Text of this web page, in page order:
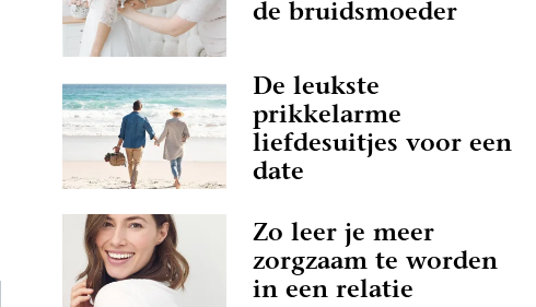
de bruidsmoeder
De leukste
prikkelarme
liefdesuitjes voor een
date
Zo leer je meer
zorgzaam te worden
in een relatie